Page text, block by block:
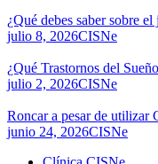
¿Qué debes saber sobre el
julio 8, 2026CISNe
¿Qué Trastornos del
julio 2, 2026CISNe
Roncar a pesar de utilizar
junio 24, 2026CISNe